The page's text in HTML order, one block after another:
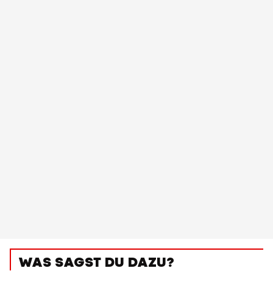
WAS SAGST DU DAZU?